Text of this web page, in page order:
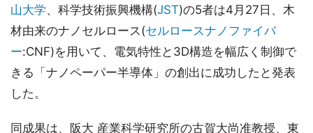
山大学、科学技術振興機構(JST)の5者は4月27日、木
材由来のナノセルロース(セルロースナノファイバ
ー:CNF)を用いて、電気特性と3D構造を幅広く制御で
きる「ナノペーパー半導体」の創出に成功したと発表
した。
同成果は、阪大 産業科学研究所の古賀大尚准教授、東